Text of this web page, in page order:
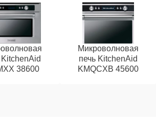
KitchenAid
38600
Микроволновая
печь KitchenAid
KMQCXB 45600